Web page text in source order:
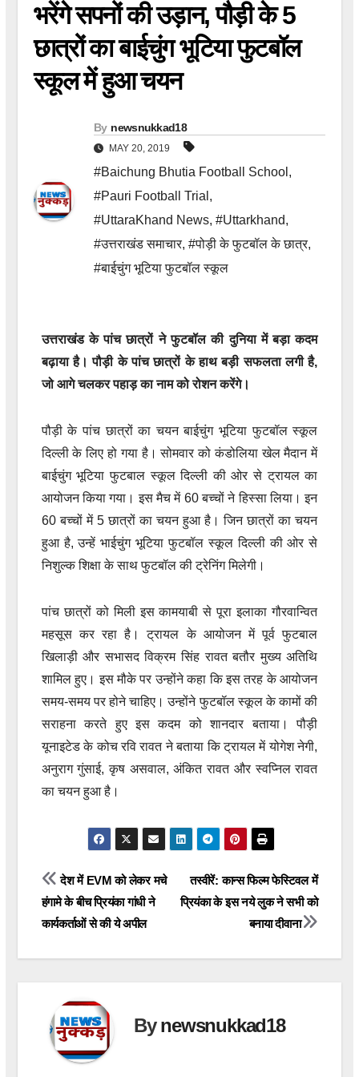
भरेंगे सपनों की उड़ान, पौड़ी के 5
छात्रों का बाईचुंग भूटिया फुटबॉल
स्कूल में हुआ चयन
By newsnukkad18
MAY 20, 2019
#Baichung Bhutia Football School ,
#Pauri Football Trial ,
#UttaraKhand News, #Uttarkhand,
#उत्तराखंड समाचार, #पोड़ी के फुटबॉल के छात्र,
#बाईचुंग भूटिया फुटबॉल स्कूल
उत्तराखंड के पांच छात्रों ने फुटबॉल की दुनिया में बड़ा कदम
बढ़ाया है। पौड़ी के पांच छात्रों के हाथ बड़ी सफलता लगी है,
जो आगे चलकर पहाड़ का नाम को रोशन करेंगे।
पौड़ी के पांच छात्रों का चयन बाईचुंग भूटिया फुटबॉल स्कूल
दिल्ली के लिए हो गया है। सोमवार को कंडोलिया खेल मैदान में
बाईचुंग भूटिया फुटबाल स्कूल दिल्ली की ओर से ट्रायल का
आयोजन किया गया। इस मैच में 60 बच्चों ने हिस्सा लिया। इन
60 बच्चों में 5 छात्रों का चयन हुआ है। जिन छात्रों का चयन
हुआ है, उन्हें भाईचुंग भूटिया फुटबॉल स्कूल दिल्ली की ओर से
निशुल्क शिक्षा के साथ फुटबॉल की ट्रेनिंग मिलेगी।
पांच छात्रों को मिली इस कामयाबी से पूरा इलाका गौरवान्वित
महसूस कर रहा है। ट्रायल के आयोजन में पूर्व फुटबाल
खिलाड़ी और सभासद विक्रम सिंह रावत बतौर मुख्य अतिथि
शामिल हुए। इस मौके पर उन्होंने कहा कि इस तरह के आयोजन
समय-समय पर होने चाहिए। उन्होंने फुटबॉल स्कूल के कामों की
सराहना करते हुए इस कदम को शानदार बताया। पौड़ी
यूनाइटेड के कोच रवि रावत ने बताया कि ट्रायल में योगेश नेगी,
अनुराग गुंसाई, कृष असवाल, अंकित रावत और स्वप्निल रावत
का चयन हुआ है।
Post
navigation
तस्वीरें: कान्स फिल्म फेस्टिवल में
प्रियंका के इस नये लुक ने सभी को
बनाया दीवाना
देश में EVM को लेकर मचे
हंगामे के बीच प्रियंका गांधी ने
कार्यकर्ताओं से की ये अपील
Bynewsnukkad18